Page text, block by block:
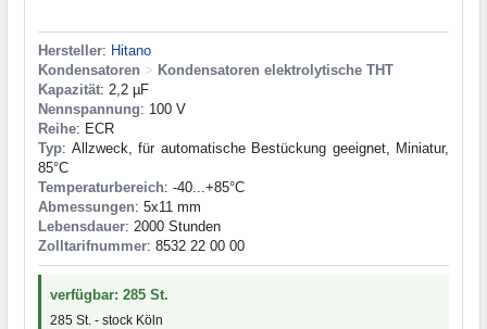
Hersteller: Hitano
Kondensatoren > Kondensatoren elektrolytische THT
Kapazität: 2,2 µF
Nennspannung: 100 V
Reihe: ECR
Typ: Allzweck, für automatische Bestückung geeignet, Miniatur,
85°C
Temperaturbereich: -40...+85°C
Abmessungen: 5x11 mm
Lebensdauer: 2000 Stunden
Zolltarifnummer: 8532 22 00 00
verfügbar: 285 St.
285 St. - stock Köln